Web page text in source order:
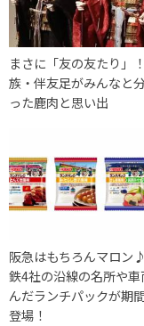
まさに「友の友たり」
族・伴友足がみんなと
った鹿肉と思い出
阪急はもちろんマロン
鉄4社の沿線の名所や車
んだランチパックが期
登場！